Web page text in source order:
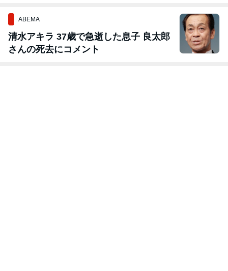
ABEMA
清水アキラ 37歳で急逝した息子 良太郎
さんの死去にコメント